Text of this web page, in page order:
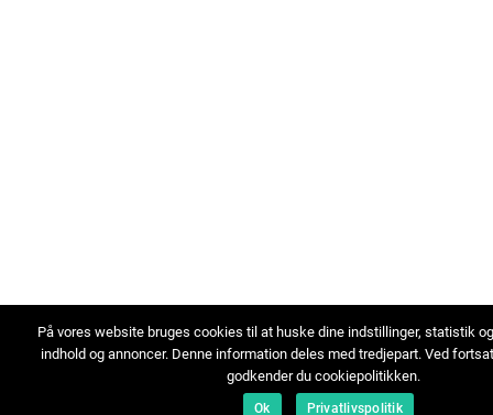
På vores website bruges cookies til at huske dine indstillinger, statistik
indhold og annoncer. Denne information deles med tredjepart. Ved
godkender du cookiepolitikken.
Ok Privatlivspolitik